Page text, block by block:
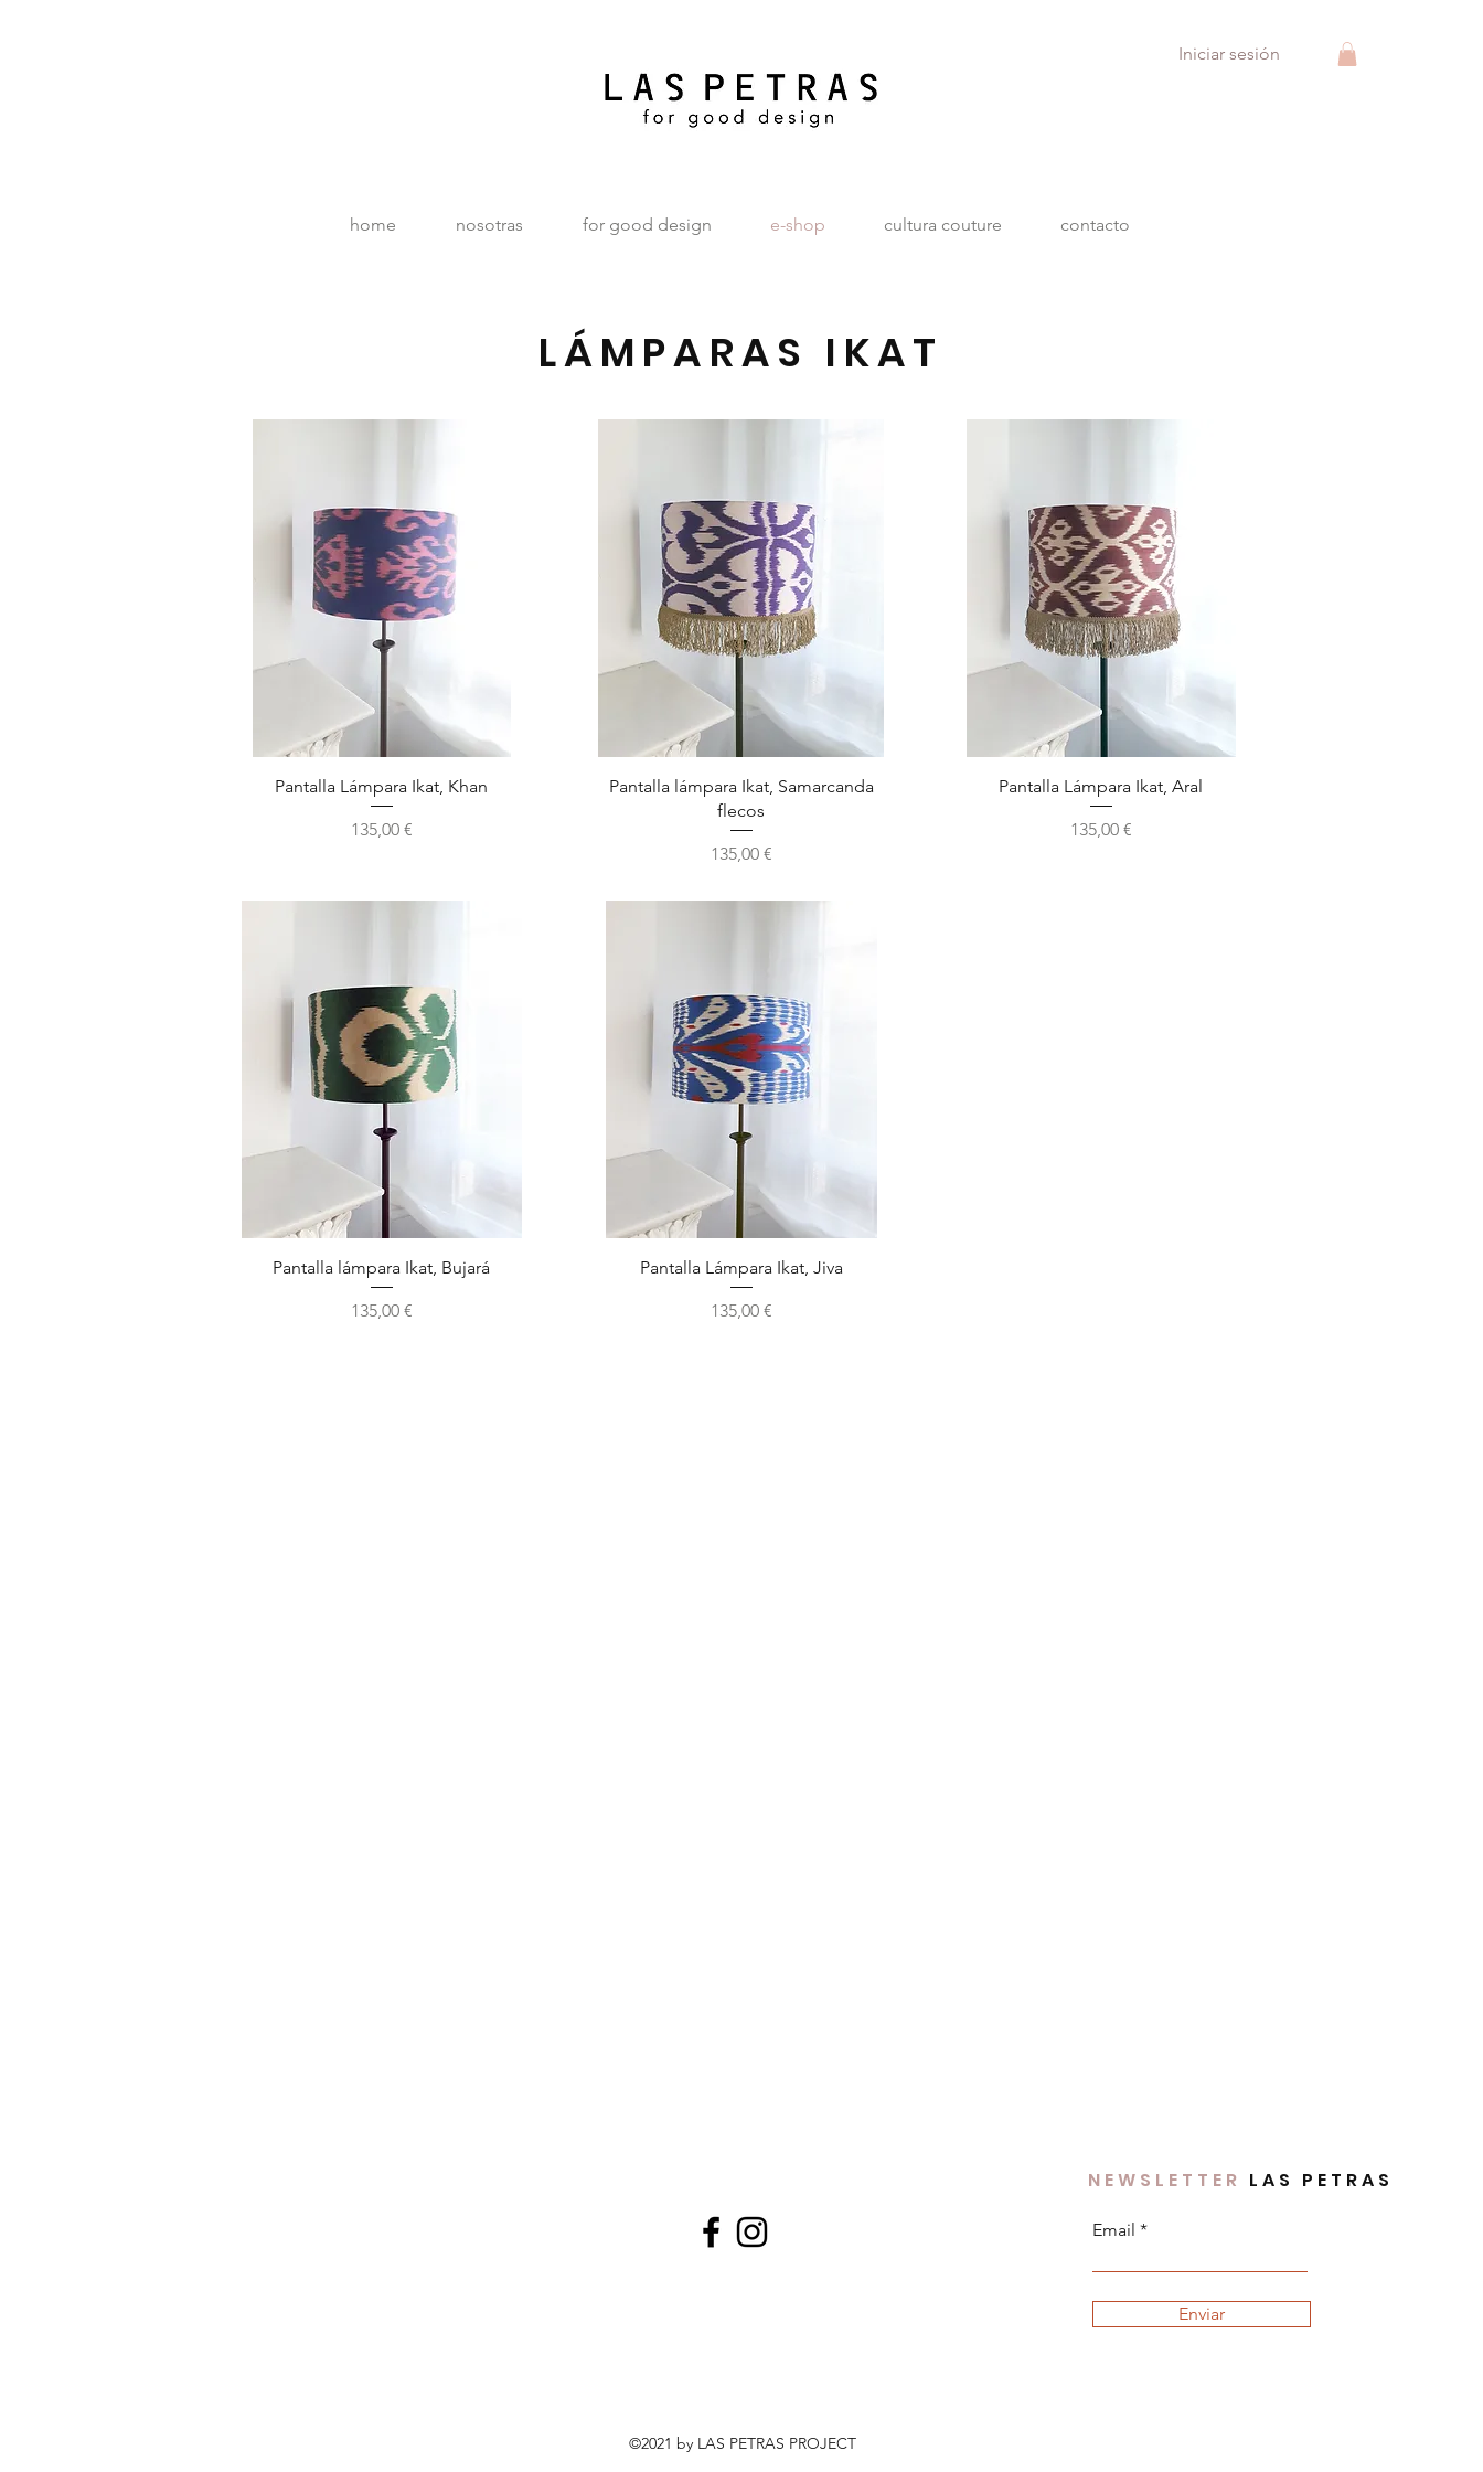
Iniciar sesión
home nosotras for good design e-shop cultura couture contacto
LÁMPARAS IKAT
Vista rápida
Pantalla Lámpara Ikat, Khan
Precio
135,00 €
Vista rápida
Pantalla lámpara Ikat, Samarcanda
flecos
Precio
135,00 €
Vista rápida
Pantalla Lámpara Ikat, Aral
Precio
135,00 €
Vista rápida
Pantalla lámpara Ikat, Bujará
Precio
135,00 €
Vista rápida
Pantalla Lámpara Ikat, Jiva
Precio
135,00 €
NEWSLETTER LAS PETRAS
Email
Enviar
©2021 by LAS PETRAS PROJECT